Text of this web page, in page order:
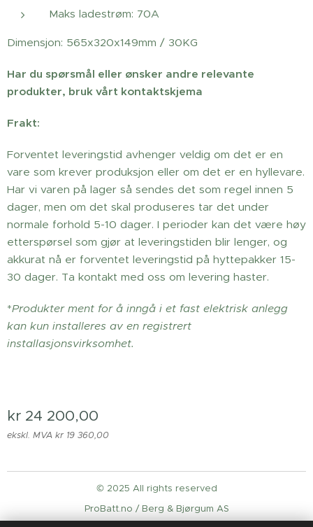
Maks ladestrøm: 70A
Dimensjon: 565x320x149mm / 30KG
Har du spørsmål eller ønsker andre relevante
produkter, bruk vårt kontaktskjema
Frakt:
Forventet leveringstid avhenger veldig om det er en
vare som krever produksjon eller om det er en hyllevare.
Har vi varen på lager så sendes det som regel innen 5
dager, men om det skal produseres tar det under
normale forhold 5-10 dager. I perioder kan det være høy
etterspørsel som gjør at leveringstiden blir lenger, og
akkurat nå er forventet leveringstid på hyttepakker 15-
30 dager. Ta kontakt med oss om levering haster.
*Produkter ment for å inngå i et fast elektrisk anlegg
kan kun installeres av en registrert
installasjonsvirksomhet.
kr 24 200,00
ekskl. MVA kr 19 360,00
© 2025 All rights reserved
ProBatt.no / Berg & Bjørgum AS